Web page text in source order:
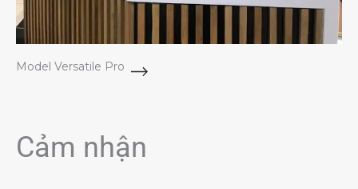
Model Versatile Pro
Cảm nhận